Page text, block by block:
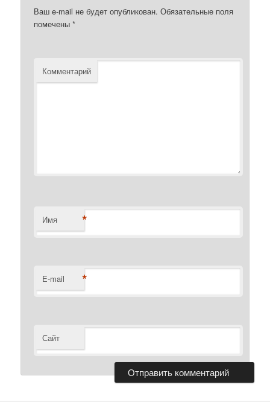
Ваш e-mail не будет опубликован. Обязательные поля
помечены*
Комментарий
Имя *
E-mail *
Сайт